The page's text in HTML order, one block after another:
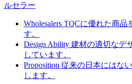
ルセラー
Wholesalers TQCに優れた商品
す。
Design Ability 建材の適切なデ
しています。
Proposition 従来の日本にはな
します。